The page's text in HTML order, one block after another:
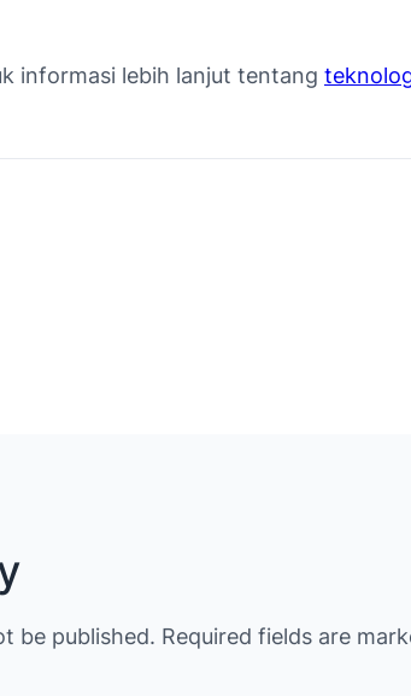
informasi lebih lanjut tentang
be published. Required fields are